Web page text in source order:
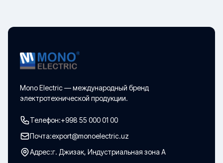
Mono Electric — международный бренд
электротехнической продукции.
Телефон:+998 55 000 01 00
Почта:export@monoelectric.uz
Адрес:г. Джизак, Индустриальная зона А